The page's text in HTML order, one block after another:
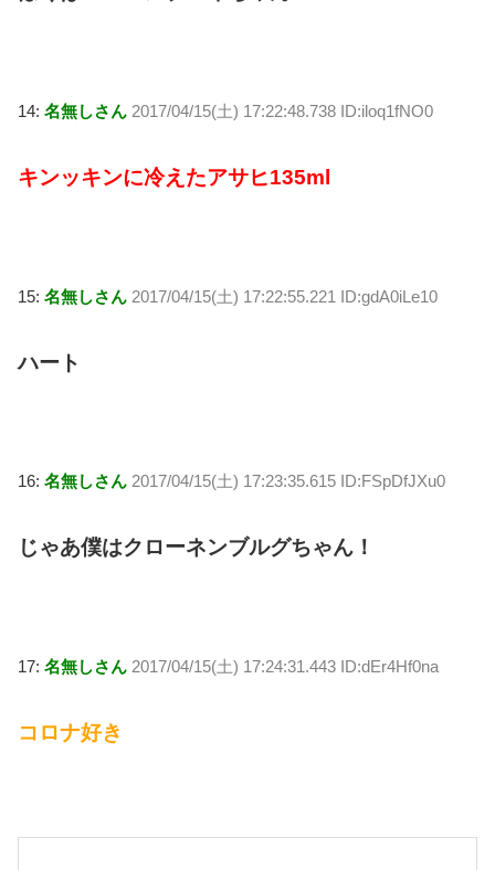
14: 名無しさん 2017/04/15(土) 17:22:48.738 ID:iloq1fNO0
キンッキンに冷えたアサヒ135ml
15: 名無しさん 2017/04/15(土) 17:22:55.221 ID:gdA0iLe10
ハート
16: 名無しさん 2017/04/15(土) 17:23:35.615 ID:FSpDfJXu0
じゃあ僕はクローネンブルグちゃん！
17: 名無しさん 2017/04/15(土) 17:24:31.443 ID:dEr4Hf0na
コロナ好き